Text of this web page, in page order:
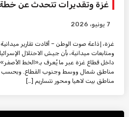
غزة وتقديرات تتحدث عن خطة
7 يونيو، 2026
غزة، إذاعة صوت الوطن – أفادت تقارير
ومتابعات ميدانية، بأن جيش الاحتلال
داخل قطاع غزة عبر ما يُعرف بـ«الخط
مناطق شمال ووسط وجنوب القطاع. وبحسب
مناطق بيت لاهيا ومحور نتساريم […]